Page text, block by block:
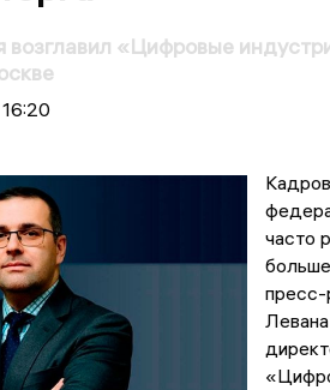
возглавил «Цифровые
16:20
часто
пресс-